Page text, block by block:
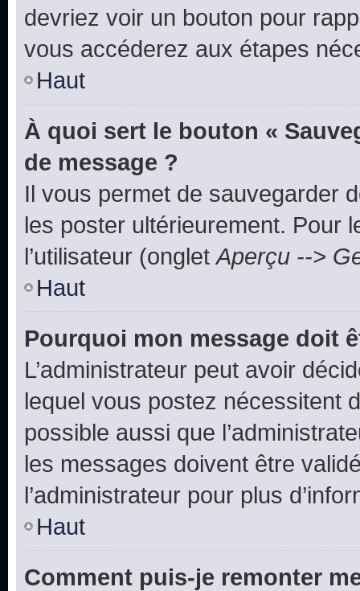
devriez voir un bouton pour
vous accéderez aux étapes
Haut
À quoi sert le bouton «
de message ?
Il vous permet de sauvegarder
les poster ultérieurement. Pour
l’utilisateur (ongletAperçu -->
Haut
Pourquoi mon message doit
L’administrateur peut avoir
lequel vous postez nécessitent
possible aussi que
les messages doivent être
l’administrateur pour plus
Haut
Comment puis-je remonter